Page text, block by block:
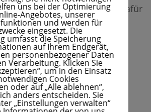
ein Buch vorstellen. Bitte dafür
marie-li.de melden.
Gespräche!
uns bei der Optimierung
Angebotes, unserer
und werden für
eingesetzt. Die
umfasst die Speicherung
auf Ihrem Endgerät,
personenbezogener Daten
Verarbeitung. Klicken Sie
um in den Einsatz
Cookies
oder auf „Alle ablehnen“,
anders entscheiden. Sie
„Einstellungen verwalten“